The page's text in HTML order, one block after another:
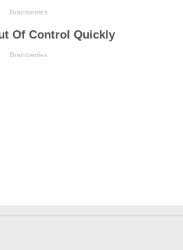
Brainberries
Of Control Quickly
Brainberries